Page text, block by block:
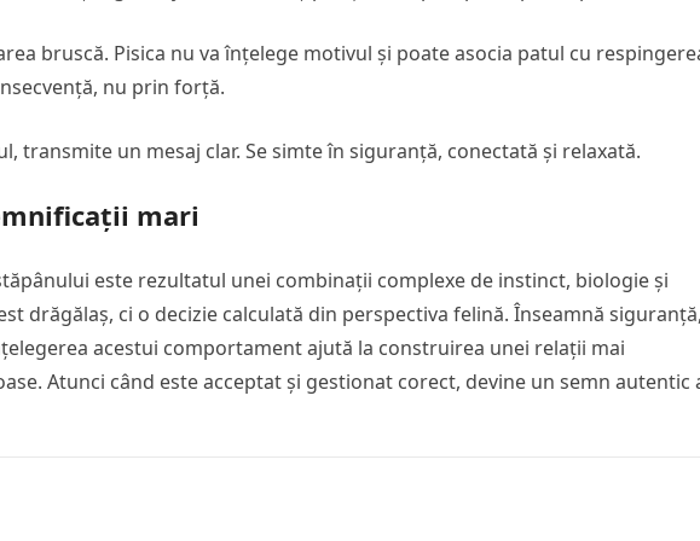
bruscă. Pisica nu va înțelege motivul și poate asocia patul cu
nu prin forță.
transmite un mesaj clar. Se simte în siguranță, conectată și relaxată.
mari
este rezultatul unei combinații complexe de instinct, biologie și
drăgălaș, ci o decizie calculată din perspectiva felină. Înseamnă siguranță,
acestui comportament ajută la construirea unei relații mai
Atunci când este acceptat și gestionat corect, devine un semn autentic